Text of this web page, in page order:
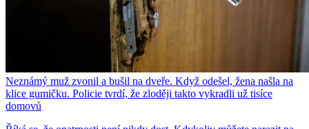
Neznámý muž zvonil a bušil na dveře. Když odešel, žena našla na
klice gumičku. Policie tvrdí, že zloději takto vykradli už tisíce
domovů